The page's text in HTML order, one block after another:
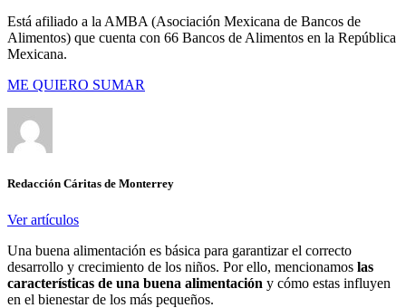
Está afiliado a la AMBA (Asociación Mexicana de Bancos de
Alimentos) que cuenta con 66 Bancos de Alimentos en la República
Mexicana.
ME QUIERO SUMAR
Redacción Cáritas de Monterrey
Ver artículos
Una buena alimentación es básica para garantizar el correcto
desarrollo y crecimiento de los niños. Por ello, mencionamos las
características de una buena alimentación y cómo estas influyen
en el bienestar de los más pequeños.